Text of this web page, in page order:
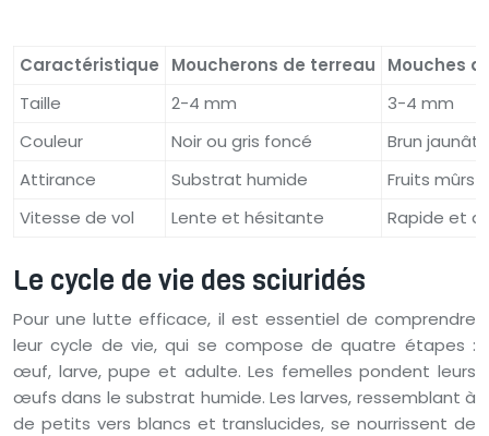
Caractéristique Moucherons de terreau
Mouches
Taille
2-4 mm
3-4 mm
Couleur
Noir ou gris foncé
Brun
Attirance
Substrat humide
Fruits mûrs
Vitesse de vol
Lente et hésitante Rapide et
Le cycle de vie des sciuridés
Pour une lutte efficace, il est essentiel de comprendre
leur cycle de vie, qui se compose de quatre étapes :
œuf, larve, pupe et adulte. Les femelles pondent leurs
œufs dans le substrat humide. Les larves, ressemblant à
de petits vers blancs et translucides, se nourrissent de